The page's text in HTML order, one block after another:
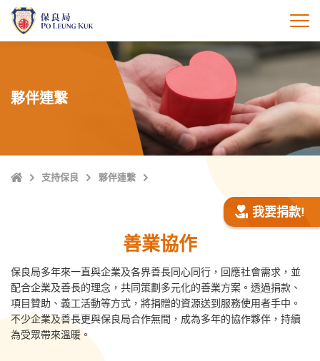
打
夥伴連繫
主
支持保良 夥伴連繫
我要捐款!
善業協作
保良局多年來一直與企業及各界善長同心同行，回應社會需求，並
配合企業及善長的理念，共同策劃多元化的善業方案。透過捐款、
項目贊助、義工活動等方式，將捐贈的資源送到服務使用者手中。
不少企業及善長更與保良局合作無間，成為多年的協作夥伴，持續
為受眾帶來溫暖。